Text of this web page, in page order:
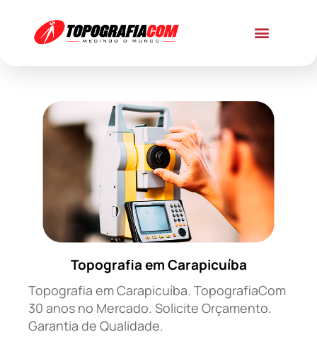
Topografia em Carapicuíba
Topografia em Carapicuíba. TopografiaCom
30 anos no Mercado. Solicite Orçamento.
Garantia de Qualidade.